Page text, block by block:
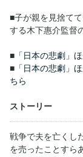
■子が親を見捨て
する木下惠介監督
■ 「日本の悲劇」
■ 「日本の悲劇」
ちら
ストーリー
戦争で夫を亡くし
を売ったことすら